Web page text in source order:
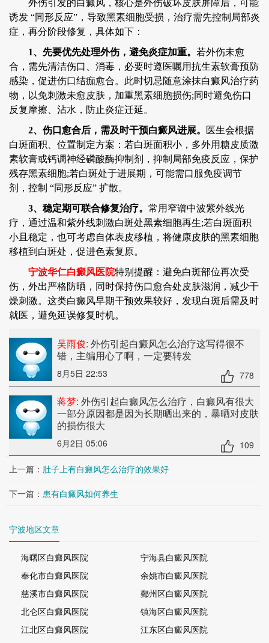
外伤引发的白癜风，核心是外伤破坏皮肤屏障后，可能
诱发 “同形反应”，导致黑素细胞受损，治疗需先控制局部炎
症，再分阶段修复，具体如下：
1、先要优先处理外伤，避免炎症加重。 若外伤未愈
合，需先清洁伤口、消毒，必要时遵医嘱用抗生素软膏预防
感染，促进伤口结痂愈合。此时切忌随意涂抹白癜风治疗药
物，以免刺激未愈皮肤，加重黑素细胞损伤;同时避免伤口
反复摩擦、沾水，防止炎症迁延。
2、伤口愈合后，需及时干预白癜风进展。
医生会根据
白斑面积、位置制定方案：若白斑面积小，多外用糖皮质激
素软膏或钙调神经磷酸酶抑制剂，抑制局部免疫反应，保护
残存黑素细胞;若白斑处于进展期，可能需口服免疫调节
剂，控制 “同形反应” 扩散。
3、稳定期可联合修复治疗。 常用窄谱中波紫外线光
疗，通过温和紫外线刺激白斑处黑素细胞再生;若白斑面积
小且稳定，也可考虑自体表皮移植，将健康皮肤的黑素细胞
移植到白斑处，促进色素复原。
宁波华仁白癜风医院特别提醒：避免白斑部位再次受
伤，外出严格防晒，同时保持伤口愈合处皮肤滋润，减少干
燥刺激。这类白癜风早期干预效果较好，发现白斑后需及时
就医，避免延误修复时机。
吴雨俊: 外伤引起白癜风怎么治疗这写得很不
错，主编用心了啊，一定要转发
8月5日 22:53 778
蒋梦: 外伤引起白癜风怎么治疗 ，白癜风有很大
一部分原因都是因为长期晒出来的，暴晒对皮肤
的损伤很大
6月2日 05:06
109
上一篇： 肚子上有白癜风怎么治疗的效果好
下一篇： 患有白癜风如何养生
宁波地区文章
海曙区白癜风医院
宁海县白癜风医院
奉化市白癜风医院
余姚市白癜风医院
慈溪市白癜风医院
鄞州区白癜风医院
北仑区白癜风医院
镇海区白癜风医院
江北区白癜风医院
江东区白癜风医院